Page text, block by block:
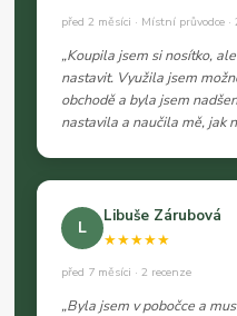
před 2 měsíci · Místní průvodce ·
„Koupila jsem si nosítko,
nastavit. Využila jsem
obchodě a byla jsem
nastavila a naučila mě, jak
L
Libuše Zárubová
★★★★★
před 7 měsíci · 2 recenze
„Byla jsem v pobočce a